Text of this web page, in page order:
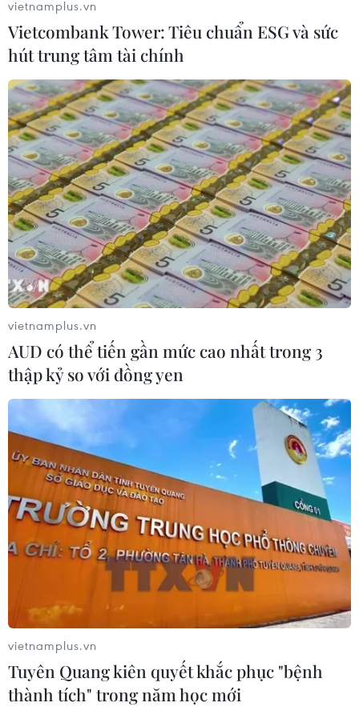
Siêu bão Doldphin đổ bộ
Trung Quốc khiến hàng nghìn
chuyến bay bị hủy khẩn cấp
09/08/2026 16:00
Bão Dolphin đổ bộ Trung Quốc,
hàng trăm nghìn người phải sơ tán
09/08/2026 14:11
Thành phố Hồ Chí Minh xuất hiện
mưa dông trên diện rộng
Hà Nội: Xử lý dứt điểm 3 vụ việc vi
phạm tại hồ Đồng Đò trước 30/9
09/08/2026 12:49
Quảng Trị: Mưa lớn gây ngập cục bộ,
tiềm ẩn nguy cơ lũ quét, sạt lở đất
09/08/2026 09:37
Từ 10-11/8, Bắc Bộ và Trung Bộ có
nơi nắng nóng gay gắt trên 37 độ C
09/08/2026 07:57
vietnamplus.vn
Vietcombank Tower: Tiêu chuẩn ESG và sức
hút trung tâm tài chính
vietnamplus.vn
AUD có thể tiến gần mức cao nhất trong 3
thập kỷ so với đồng yen
vietnamplus.vn
Tuyên Quang kiên quyết khắc phục "bệnh
thành tích" trong năm học mới